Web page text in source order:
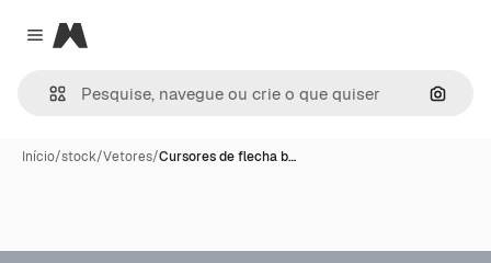
Close menu
Magnific
Início/stock/Vetores/Cursores de flecha b…